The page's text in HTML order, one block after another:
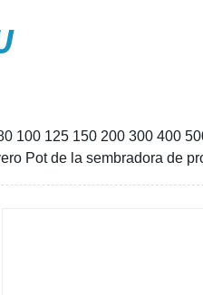
100 125 150 200 300 400
Pot de la sembradora de